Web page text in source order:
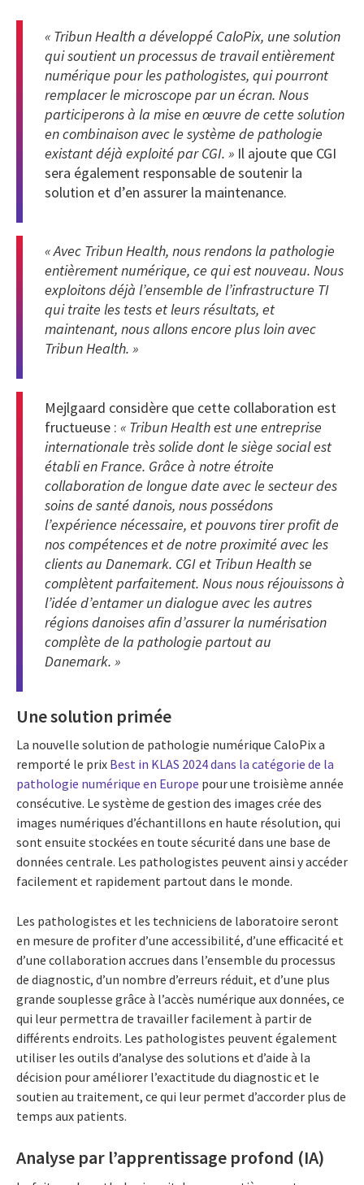
« Tribun Health a développé CaloPix, une solution
qui soutient un processus de travail entièrement
numérique pour les pathologistes, qui pourront
remplacer le microscope par un écran. Nous
participerons à la mise en œuvre de cette solution
en combinaison avec le système de pathologie
existant déjà exploité par CGI. » Il ajoute que CGI
sera également responsable de soutenir la
solution et d’en assurer la maintenance.
« Avec Tribun Health, nous rendons la pathologie
entièrement numérique, ce qui est nouveau. Nous
exploitons déjà l’ensemble de l’infrastructure TI
qui traite les tests et leurs résultats, et
maintenant, nous allons encore plus loin avec
Tribun Health. »
Mejlgaard considère que cette collaboration est
fructueuse : « Tribun Health est une entreprise
internationale très solide dont le siège social est
établi en France. Grâce à notre étroite
collaboration de longue date avec le secteur des
soins de santé danois, nous possédons
l’expérience nécessaire, et pouvons tirer profit de
nos compétences et de notre proximité avec les
clients au Danemark. CGI et Tribun Health se
complètent parfaitement. Nous nous réjouissons à
l’idée d’entamer un dialogue avec les autres
régions danoises afin d’assurer la numérisation
complète de la pathologie partout au
Danemark. »
Une solution primée
La nouvelle solution de pathologie numérique CaloPix a
remporté le prix Best in KLAS 2024 dans la catégorie de la
pathologie numérique en Europe pour une troisième année
consécutive. Le système de gestion des images crée des
images numériques d’échantillons en haute résolution, qui
sont ensuite stockées en toute sécurité dans une base de
données centrale. Les pathologistes peuvent ainsi y accéder
facilement et rapidement partout dans le monde.
Les pathologistes et les techniciens de laboratoire seront
en mesure de profiter d’une accessibilité, d’une efficacité et
d’une collaboration accrues dans l’ensemble du processus
de diagnostic, d’un nombre d’erreurs réduit, et d’une plus
grande souplesse grâce à l’accès numérique aux données, ce
qui leur permettra de travailler facilement à partir de
différents endroits. Les pathologistes peuvent également
utiliser les outils d’analyse des solutions et d’aide à la
décision pour améliorer l’exactitude du diagnostic et le
soutien au traitement, ce qui leur permet d’accorder plus de
temps aux patients.
Analyse par l’apprentissage profond (IA)